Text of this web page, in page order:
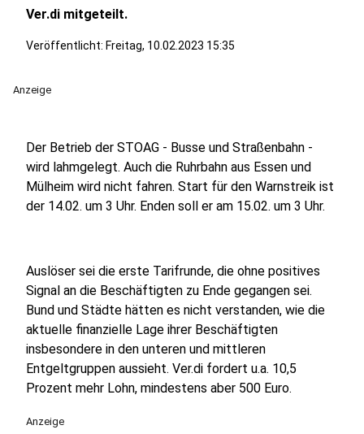
Ver.di mitgeteilt.
Veröffentlicht: Freitag, 10.02.2023 15:35
Anzeige
Der Betrieb der STOAG - Busse und Straßenbahn -
wird lahmgelegt. Auch die Ruhrbahn aus Essen und
Mülheim wird nicht fahren. Start für den Warnstreik ist
der 14.02. um 3 Uhr. Enden soll er am 15.02. um 3 Uhr.
Auslöser sei die erste Tarifrunde, die ohne positives
Signal an die Beschäftigten zu Ende gegangen sei.
Bund und Städte hätten es nicht verstanden, wie die
aktuelle finanzielle Lage ihrer Beschäftigten
insbesondere in den unteren und mittleren
Entgeltgruppen aussieht. Ver.di fordert u.a. 10,5
Prozent mehr Lohn, mindestens aber 500 Euro.
Anzeige